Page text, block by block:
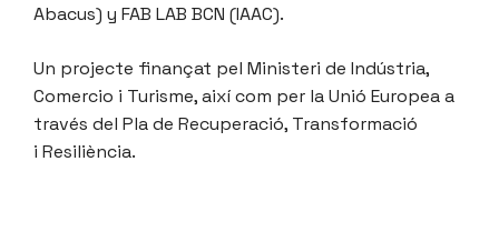
Abacus) y FAB LAB BCN (IAAC).
Un projecte finançat pel Ministeri de Indústria,
Comercio i Turisme, així com per la Unió Europea a
través del Pla de Recuperació, Transformació
i Resiliència.